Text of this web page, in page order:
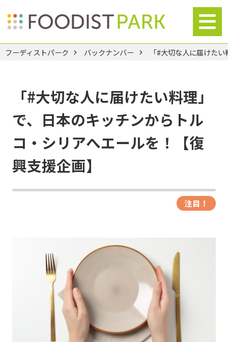
フーディストパーク バックナンバー 「#大切な人に届けた
「#大切な人に届けたい料理」
で、日本のキッチンからトル
コ・シリアへエールを！【復
興支援企画】
注目！